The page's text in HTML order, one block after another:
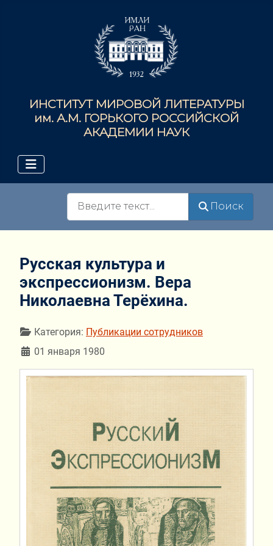
ИНСТИТУТ МИРОВОЙ ЛИТЕРАТУРЫ
им. А.М. ГОРЬКОГО РОССИЙСКОЙ
АКАДЕМИИ НАУК
Поиск
Русская культура и
экспрессионизм. Вера
Николаевна Терёхина.
Информация о материале
Категория: Публикации сотрудников
01 января 1980